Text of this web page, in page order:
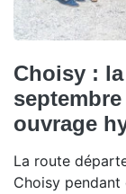
Choisy : la
ouvrage
La route
Choisy